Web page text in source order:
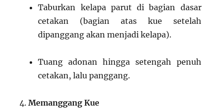
Taburkan kelapa parut di bagian dasar
cetakan (bagian atas kue setelah
dipanggang akan menjadi kelapa).
Tuang adonan hingga setengah penuh
cetakan, lalu panggang.
Memanggang Kue